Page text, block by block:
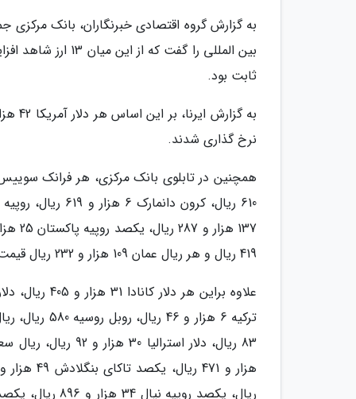
ثابت بود.
نرخ گذاری شدند.
419 ریال و هر ریال عمان 109 هزار و 232 ریال قیمت گذاری شد.